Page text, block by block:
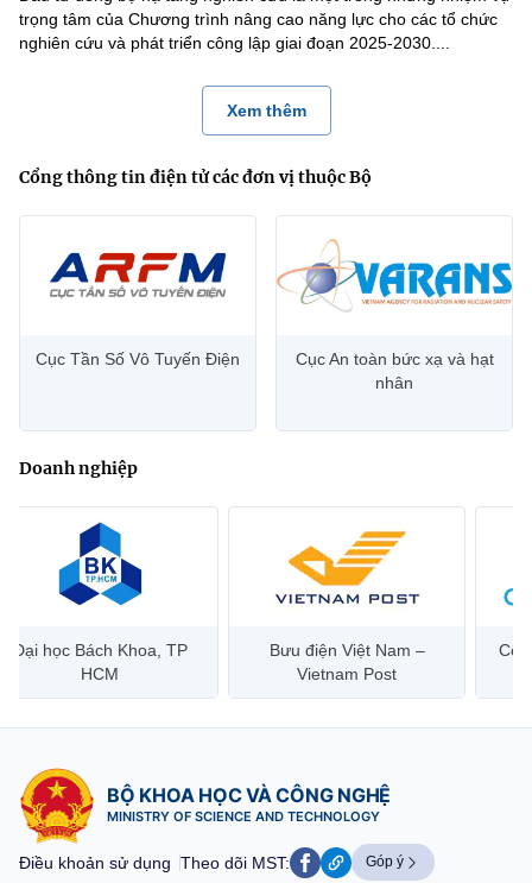
trọng tâm của Chương trình nâng cao năng lực cho các tổ chức
nghiên cứu và phát triển công lập giai đoạn 2025-2030....
Xem thêm
Cổng thông tin điện tử các đơn vị thuộc Bộ
Cục Tần Số Vô Tuyến Điện
Cục An toàn bức xạ và hạt
nhân
Doanh nghiệp
Đại học Bách Khoa, TP
HCM
Bưu điện Việt Nam –
Vietnam Post
BỘ KHOA HỌC VÀ CÔNG NGHỆ
MINISTRY OF SCIENCE AND TECHNOLOGY
Điều khoản sử dụng Theo dõi MST: Góp ý